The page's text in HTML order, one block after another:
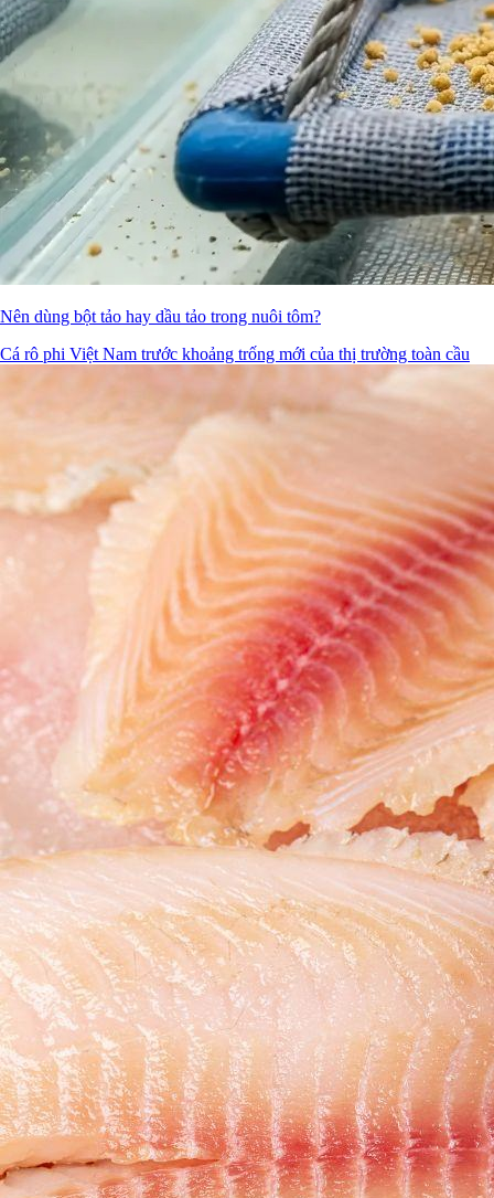
Nên dùng bột tảo hay dầu tảo trong nuôi tôm?
Cá rô phi Việt Nam trước khoảng trống mới của thị trường toàn cầu